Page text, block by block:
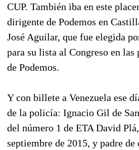
CUP. También iba en este
dirigente de Podemos en
José Aguilar, que fue elegida
para su lista al Congreso en
de Podemos.
Y con billete a Venezuela ese
de la policía: Ignacio Gil de
del número 1 de ETA David
septiembre de 2015, y padre